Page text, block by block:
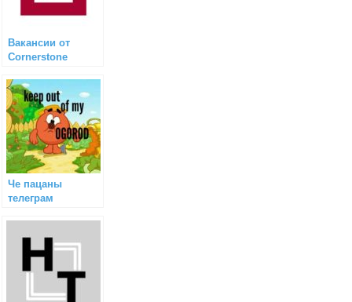
Вакансии от
Cornerstone
Че пацаны
телеграм